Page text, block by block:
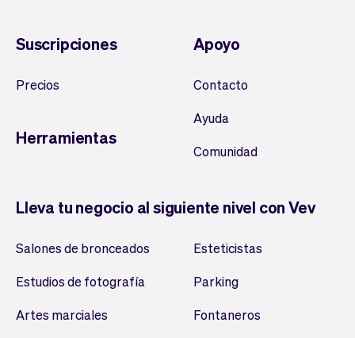
Suscripciones
Precios
Herramientas
Apoyo
Contacto
Ayuda
Comunidad
Lleva tu negocio al siguiente nivel con Vev
Salones de bronceados
Estudios de fotografía
Artes marciales
Esteticistas
Parking
Fontaneros